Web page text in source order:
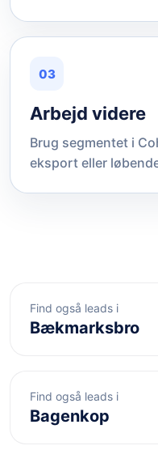
03
Arbejd videre
Brug segmentet i
eksport eller
Find også leads i
Bækmarksbro
Find også leads i
Bagenkop